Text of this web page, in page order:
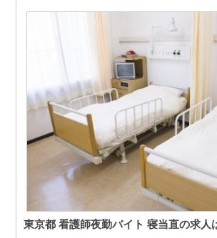
東京都 看護師夜勤バイト 寝当直の求